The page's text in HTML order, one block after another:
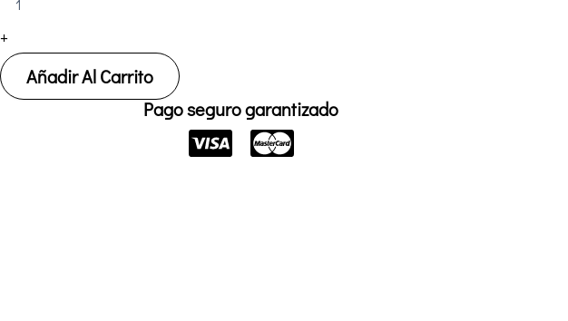
C51347
cantidad
+
Añadir Al Carrito
Pago seguro garantizado